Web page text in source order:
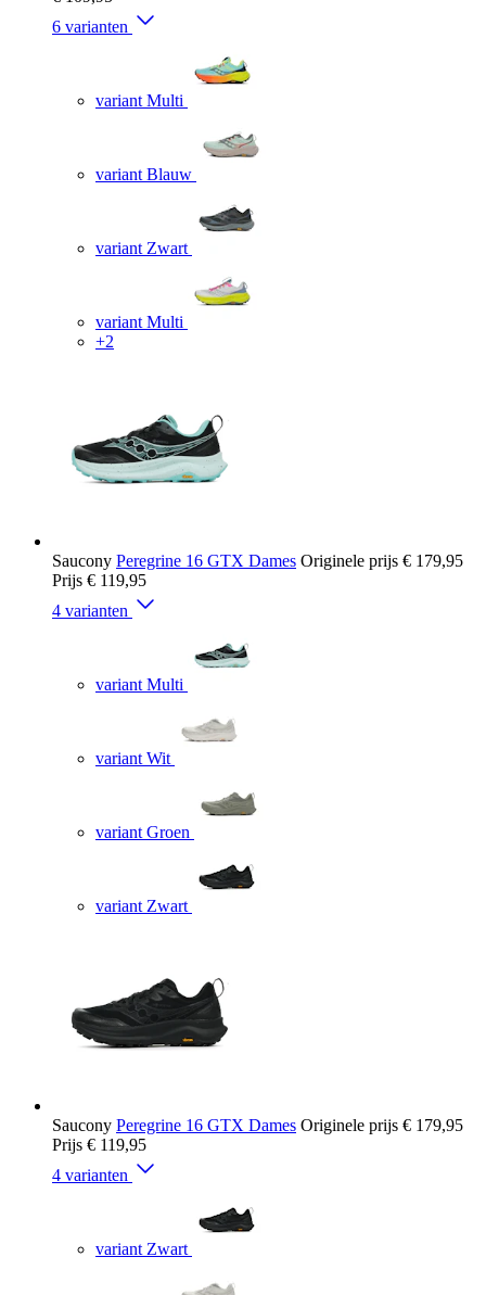
6 varianten
variant Multi
variant Blauw
variant Zwart
variant Multi
+2
Saucony Peregrine 16 GTX Dames Originele prijs € 179,95
Prijs € 119,95
4 varianten
variant Multi
variant Wit
variant Groen
variant Zwart
Saucony Peregrine 16 GTX Dames Originele prijs € 179,95
Prijs € 119,95
4 varianten
variant Zwart